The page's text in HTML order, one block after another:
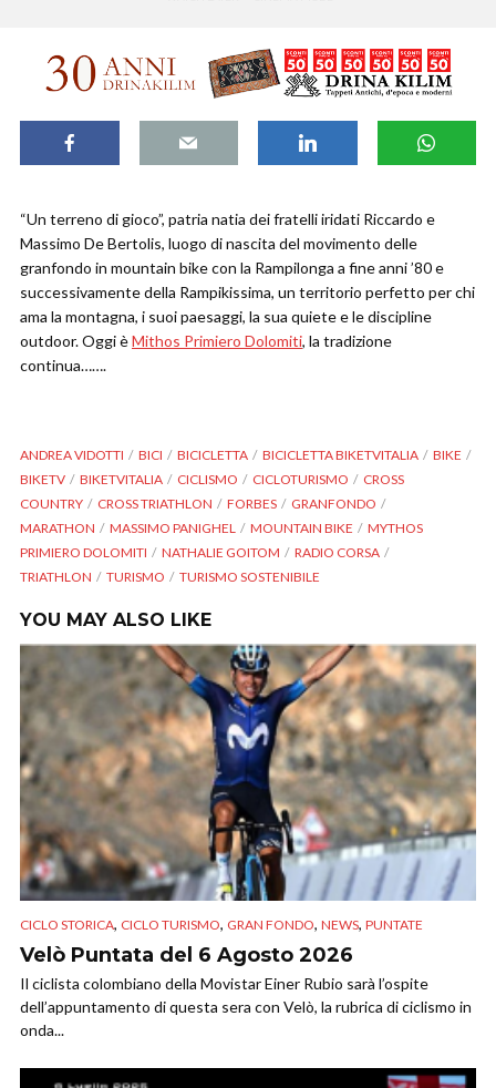
“Un terreno di gioco”, patria natia dei fratelli iridati Riccardo e
Massimo De Bertolis, luogo di nascita del movimento delle
granfondo in mountain bike con la Rampilonga a fine anni ’80 e
successivamente della Rampikissima, un territorio perfetto per chi
ama la montagna, i suoi paesaggi, la sua quiete e le discipline
outdoor. Oggi èMithos Primiero Dolomiti, la tradizione
continua…….
ANDREA VIDOTTI BICI BICICLETTA BICICLETTA BIKETVITALIA
BIKE
BIKETV
BIKETVITALIA CICLISMO CICLOTURISMO
CROSS
COUNTRY
CROSS TRIATHLON FORBES
GRANFONDO
MARATHON
MASSIMO PANIGHEL MOUNTAIN BIKE
MYTHOS
PRIMIERO DOLOMITI
NATHALIE GOITOM
RADIO CORSA
TRIATHLON
TURISMO TURISMO SOSTENIBILE
YOU MAY ALSO LIKE
CICLO STORICA, CICLO TURISMO, GRAN FONDO, NEWS, PUNTATE
Velò Puntata del 6 Agosto 2026
Il ciclista colombiano della Movistar Einer Rubio sarà l’ospite
dell’appuntamento di questa sera con Velò, la rubrica di ciclismo in
onda...